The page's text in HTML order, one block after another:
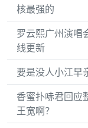
核最强的
罗云熙广州演唱
线更新
要是没人小江早
香蜜扑哧君回应
王宽啊？